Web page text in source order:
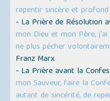
repentir sincère et
- La Prière de Résolution
mon Dieu et mon Père,
ne plus pécher
Franz Marx
- La Prière avant la
mon Sauveur, faire la
autant de sincérité, de